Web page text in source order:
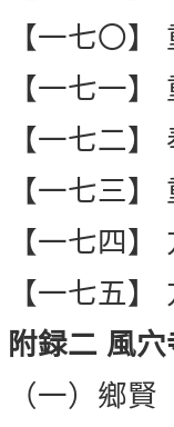
【一七〇
【一七一
【一七二
【一七三
【一七四
【一七五
附録二 風
（一）鄉賢